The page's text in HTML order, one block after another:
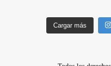
Cargar más